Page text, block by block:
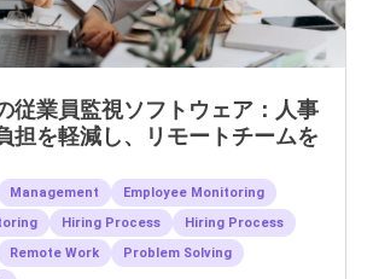
従業員監視ソフトウェア：人事
担を軽減し、リモートチームを
Management
Employee Monitoring
Hiring Process
Hiring Process
Remote Work
Problem Solving